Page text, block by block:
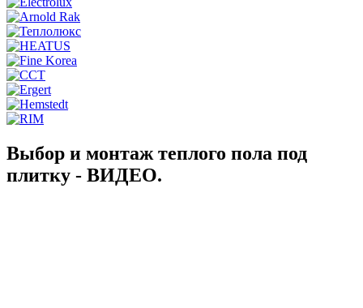
Выбор и монтаж теплого пола под
плитку - ВИДЕО.